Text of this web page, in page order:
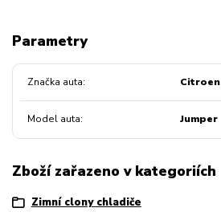
Parametry
Značka auta Citroen
Model auta Jumper
Zboží zařazeno v kategoriích
Zimní clony chladiče